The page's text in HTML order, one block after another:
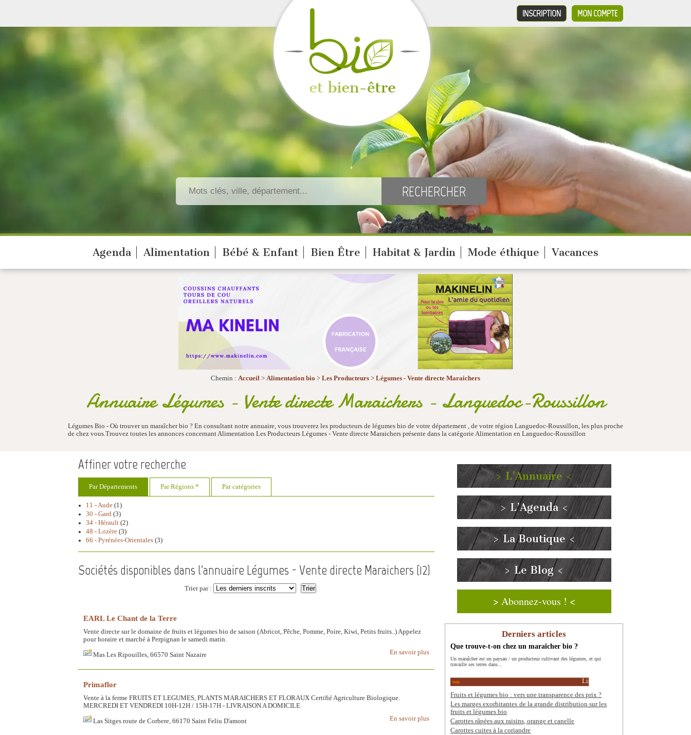
MON COMPTE
INSCRIPTION
Agenda Alimentation Bébé & Enfant Bien Être Habitat & Jardin Mode éthique Vacances
Chemin : Accueil > Alimentation bio > Les Producteurs > Légumes - Vente directe Maraichers
Annuaire Légumes - Vente directe Maraichers - Languedoc-Roussillon
Légumes Bio - Où trouver un maraîcher bio ? En consultant notre annuaire, vous trouverez les producteurs de légumes bio de votre département , de votre région Languedoc-Roussillon, les plus proche
de chez vous.Trouvez toutes les annonces concernant Alimentation Les Producteurs Légumes - Vente directe Maraichers présente dans la catégorie Alimentation en Languedoc-Roussillon
Affiner votre recherche
Par Départements Par Régions * Par catégories
11 - Aude (1)
30 - Gard (3)
34 - Hérault (2)
48 - Lozère (3)
66 - Pyrénées-Orientales (3)
Sociétés disponibles dans l'annuaire Légumes - Vente directe Maraichers (12)
Trier par :
EARL Le Chant de la Terre
Vente directe sur le domaine de fruits et légumes bio de saison (Abricot, Pêche, Pomme, Poire, Kiwi, Petits fruits..) Appelez
pour horaire et marché à Perpignan le samedi matin.
En savoir plus
Mas Les Ripouilles, 66570 Saint Nazaire
Primaflor
Vente à la ferme FRUITS ET LEGUMES, PLANTS MARAICHERS ET FLORAUX Certifié Agriculture Biologique.
MERCREDI ET VENDREDI 10H-12H / 15H-17H - LIVRAISON A DOMICILE
En savoir plus
Las Sitges route de Corbere, 66170 Saint Feliu D'amont
> L’Annuaire <
> L’Agenda <
> La Boutique <
> Le Blog <
> Abonnez-vous ! <
Derniers articles
Que trouve-t-on chez un maraîcher bio ?
Un maraîcher est un paysan / un producteur cultivant des légumes, et qui
travaille ses terres dans...
Lire la suite
Fruits et légumes bio : vers une transparence des prix ?
Les marges exorbitantes de la grande distribution sur les
fruits et légumes bio
Carottes râpées aux raisins, orange et canelle
Carottes cuites à la coriandre